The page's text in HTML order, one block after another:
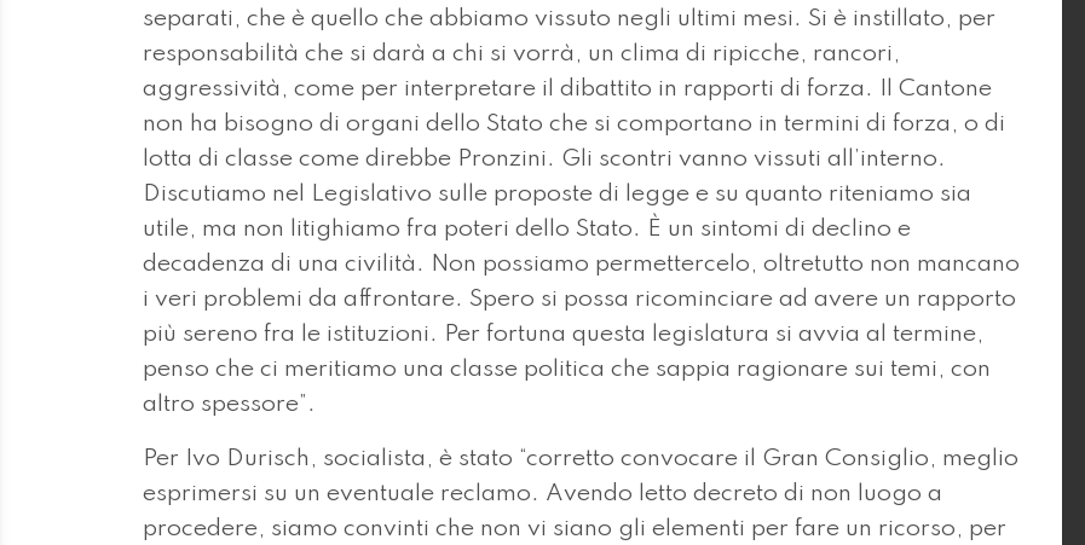
separati, che è quello che abbiamo vissuto negli ultimi mesi. Si è instillato, per
responsabilità che si darà a chi si vorrà, un clima di ripicche, rancori,
aggressività, come per interpretare il dibattito in rapporti di forza. Il Cantone
non ha bisogno di organi dello Stato che si comportano in termini di forza, o di
lotta di classe come direbbe Pronzini. Gli scontri vanno vissuti all’interno.
Discutiamo nel Legislativo sulle proposte di legge e su quanto riteniamo sia
utile, ma non litighiamo fra poteri dello Stato. È un sintomi di declino e
decadenza di una civilità. Non possiamo permettercelo, oltretutto non mancano
i veri problemi da affrontare. Spero si possa ricominciare ad avere un rapporto
più sereno fra le istituzioni. Per fortuna questa legislatura si avvia al termine,
penso che ci meritiamo una classe politica che sappia ragionare sui temi, con
altro spessore”.
Per Ivo Durisch, socialista, è stato “corretto convocare il Gran Consiglio, meglio
esprimersi su un eventuale reclamo. Avendo letto decreto di non luogo a
procedere, siamo convinti che non vi siano gli elementi per fare un ricorso, per